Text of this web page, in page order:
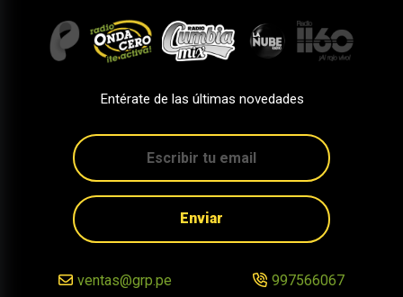
Entérate de las últimas novedades
Enviar
ventas@grp.pe 997566067